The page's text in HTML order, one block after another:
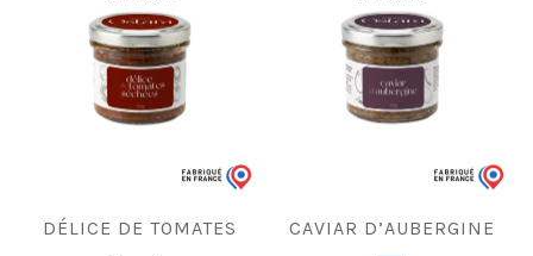
DÉLICE DE TOMATES
CAVIAR D’AUBERGINE